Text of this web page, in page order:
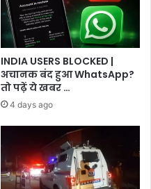
INDIA USERS BLOCKED |
अचानक बंद हुआ WhatsApp?
तो पढ़ें ये खबर …
4 days ago